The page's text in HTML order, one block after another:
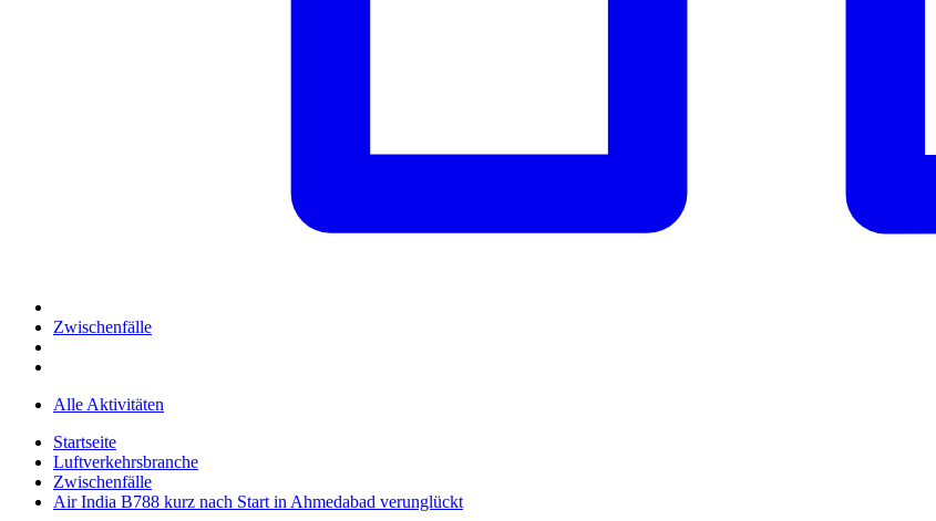
Zwischenfälle
Alle Aktivitäten
Startseite
Luftverkehrsbranche
Zwischenfälle
Air India B788 kurz nach Start in Ahmedabad verunglückt